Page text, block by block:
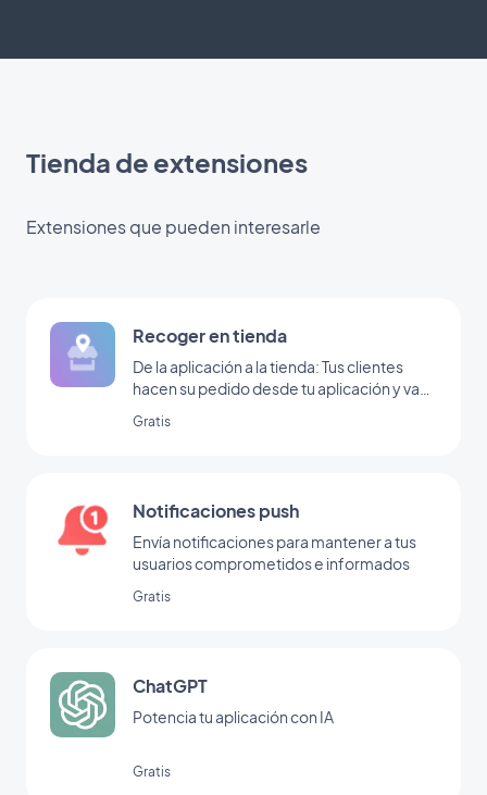
Tienda de extensiones
Extensiones que pueden interesarle
Recoger en tienda
De la aplicación a la tienda: Tus clientes
hacen su pedido desde tu aplicación y van
Gratis
Notificaciones push
Envía notificaciones para mantener a tus
usuarios comprometidos e informados
Gratis
ChatGPT
Potencia tu aplicación con IA
Gratis